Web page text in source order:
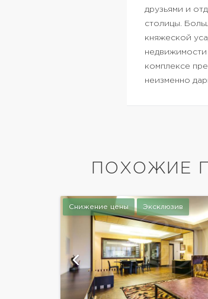
друзьями и
столицы.
княжеской
недвижимости
комплексе
неизменно
ПОХОЖИЕ
Снижение цены Эксклюзив
показать ещё 7